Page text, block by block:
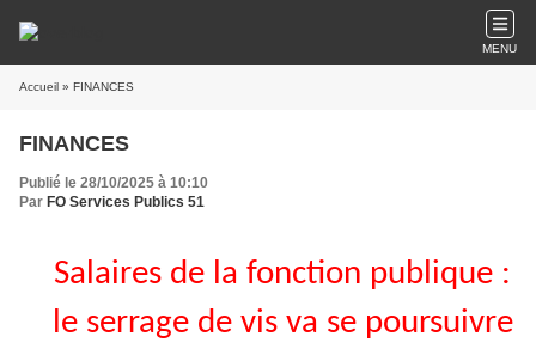
MENU
Accueil » FINANCES
FINANCES
Publié le 28/10/2025 à 10:10
Par FO Services Publics 51
Salaires de la fonction publique :
le serrage de vis va se poursuivre